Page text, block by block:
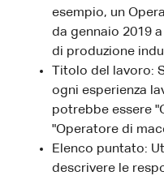
esempio, un
da gennaio 2019
di produzione
Titolo del lavoro:
ogni esperienza
potrebbe essere
"Operatore di
Elenco puntato:
descrivere le